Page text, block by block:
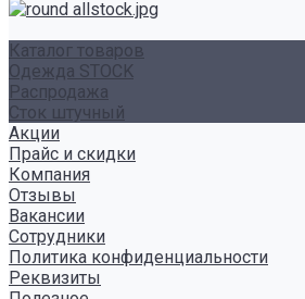
Каталог товаров
Одежда STOCK
Распродажа
Сток штучный
Акции
Прайс и скидки
Компания
Отзывы
Вакансии
Сотрудники
Политика конфиденциальности
Реквизиты